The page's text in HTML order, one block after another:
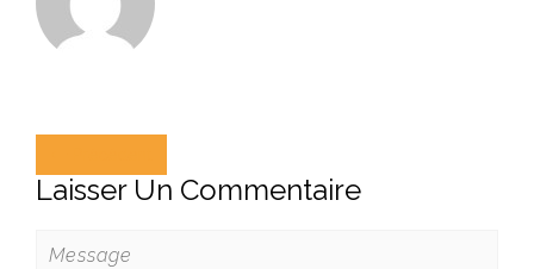
Laisser Un Commentaire